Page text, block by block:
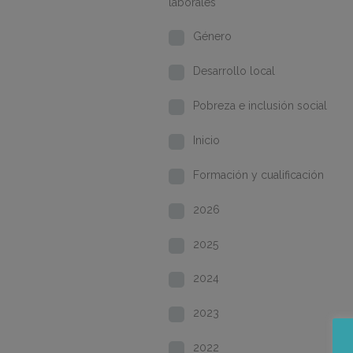
Género
Desarrollo local
Pobreza e inclusión social
Inicio
Formación y cualificación
2026
2025
2024
2023
2022